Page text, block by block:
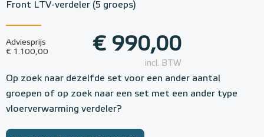
Front LTV-verdeler (5 groeps)
Adviesprijs
€ 1.100,00
€ 990,00
incl. BTW
Op zoek naar dezelfde set voor een ander aantal
groepen of op zoek naar een set met een ander type
vloerverwarming verdeler?